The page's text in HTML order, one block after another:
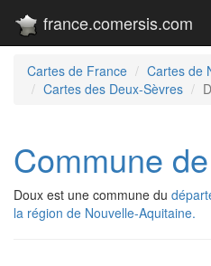
france.comersis.com
Cartes de France
Cartes de
Cartes des Deux-Sèvres
Commune
Doux est une commune du
la région de Nouvelle-Aquitaine.